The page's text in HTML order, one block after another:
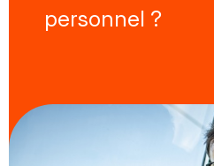
personnel ?